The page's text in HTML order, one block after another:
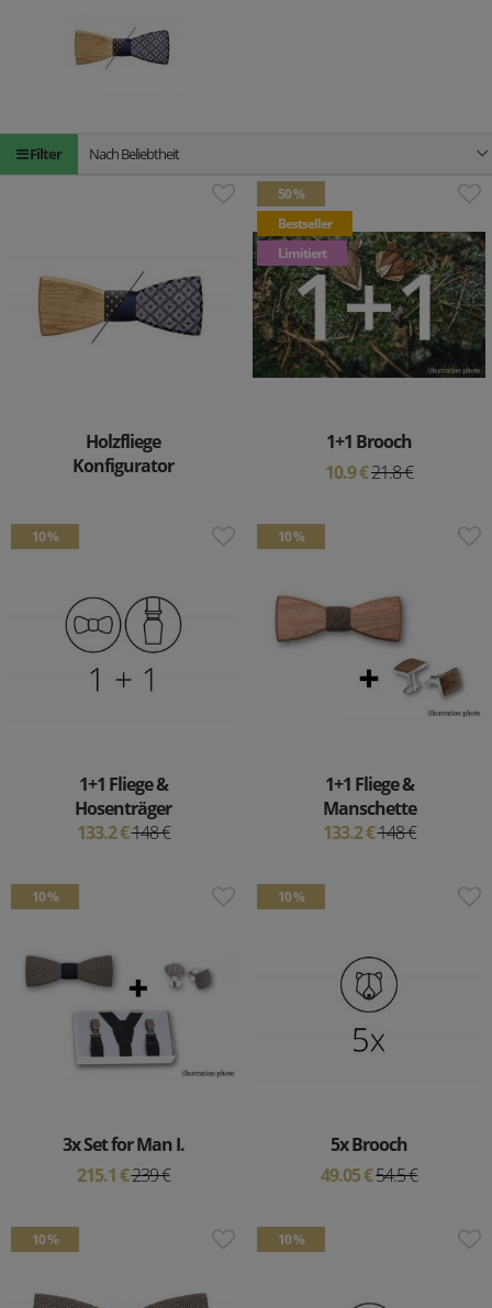
Filter Nach Beliebtheit
Holzfliege
Konfigurator
50 %
Bestseller
Limitiert
1+1 Brooch
10.9 €21.8 €
10 %
1+1 Fliege &
Hosenträger
133.2 €148 €
10 %
1+1 Fliege &
Manschette
133.2 €148 €
10 %
3x Set for Man I.
215.1 €239 €
10 %
5x Brooch
49.05 €54.5 €
10 % 10 %